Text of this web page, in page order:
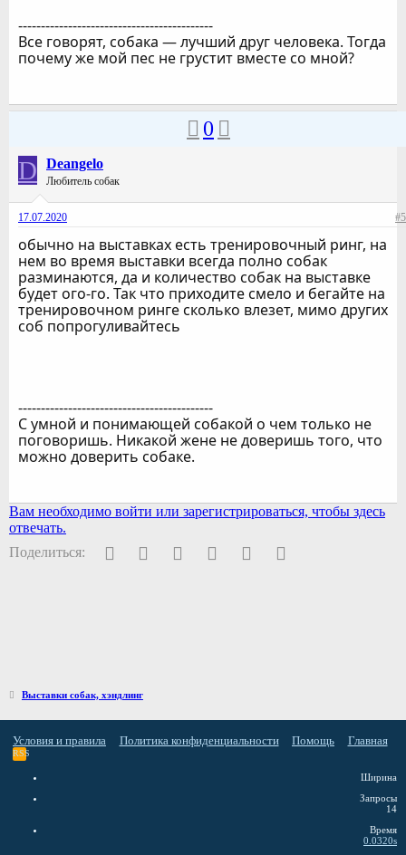
-------------------------------------------
Все говорят, собака — лучший друг человека. Тогда
почему же мой пес не грустит вместе со мной?
0
D Deangelo
Любитель собак
17.07.2020 #5
обычно на выставках есть тренировочный ринг, на
нем во время выставки всегда полно собак
разминаются, да и количество собак на выставке
будет ого-го. Так что приходите смело и бегайте на
тренировочном ринге сколько влезет, мимо других
соб попрогуливайтесь
-------------------------------------------
С умной и понимающей собакой о чем только не
поговоришь. Никакой жене не доверишь того, что
можно доверить собаке.
Вам необходимо войти или зарегистрироваться, чтобы здесь
отвечать.
Поделиться:
FacebookTwitter PinterestWhatsAppЭлектронная почта
Выставки собак, хэндлинг
Условия и правила Политика конфиденциальности Помощь Главная
RSS
Ширина
Запросы
14
Время
0.0320s